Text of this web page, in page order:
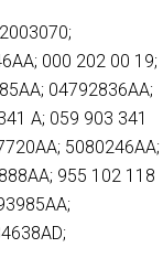
000 202 00 19;
04792836AA;
A; 059 903 341
5080246AA;
955 102 118